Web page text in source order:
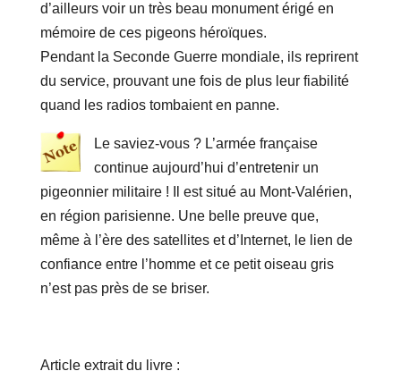
d’ailleurs voir un très beau monument érigé en
mémoire de ces pigeons héroïques.
Pendant la Seconde Guerre mondiale, ils reprirent
du service, prouvant une fois de plus leur fiabilité
quand les radios tombaient en panne.
Le saviez-vous ? L’armée française
continue aujourd’hui d’entretenir un
pigeonnier militaire ! Il est situé au Mont-Valérien,
en région parisienne. Une belle preuve que,
même à l’ère des satellites et d’Internet, le lien de
confiance entre l’homme et ce petit oiseau gris
n’est pas près de se briser.
Article extrait du livre :